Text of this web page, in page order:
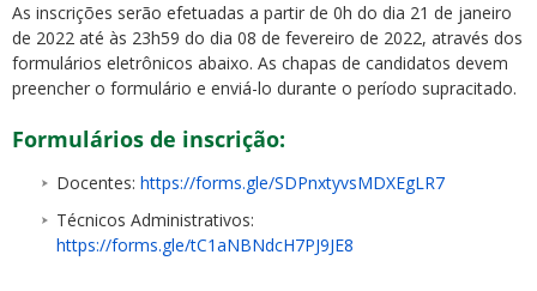
As inscrições serão efetuadas a partir de 0h do dia 21 de janeiro
de 2022 até às 23h59 do dia 08 de fevereiro de 2022, através dos
formulários eletrônicos abaixo. As chapas de candidatos devem
preencher o formulário e enviá-lo durante o período supracitado.
Formulários de inscrição:
Docentes: https://forms.gle/SDPnxtyvsMDXEgLR7
Técnicos Administrativos:
https://forms.gle/tC1aNBNdcH7PJ9JE8